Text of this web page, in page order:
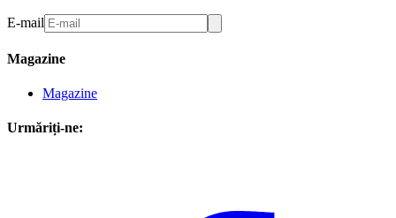
E-mail
Magazine
Magazine
Urmăriți-ne: